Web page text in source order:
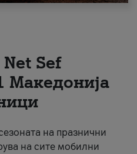
Sеf
Македонија
на празнични
на сите мобилни